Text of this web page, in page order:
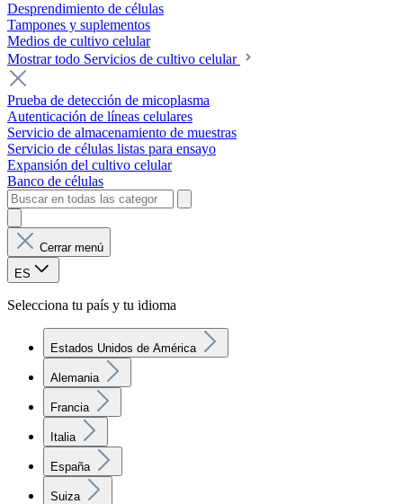
Desprendimiento de células
Tampones y suplementos
Medios de cultivo celular
Mostrar todo Servicios de cultivo celular
Prueba de detección de micoplasma
Autenticación de líneas celulares
Servicio de almacenamiento de muestras
Servicio de células listas para ensayo
Expansión del cultivo celular
Banco de células
Cerrar menú
ES
Selecciona tu país y tu idioma
Estados Unidos de América
Alemania
Francia
Italia
España
Suiza